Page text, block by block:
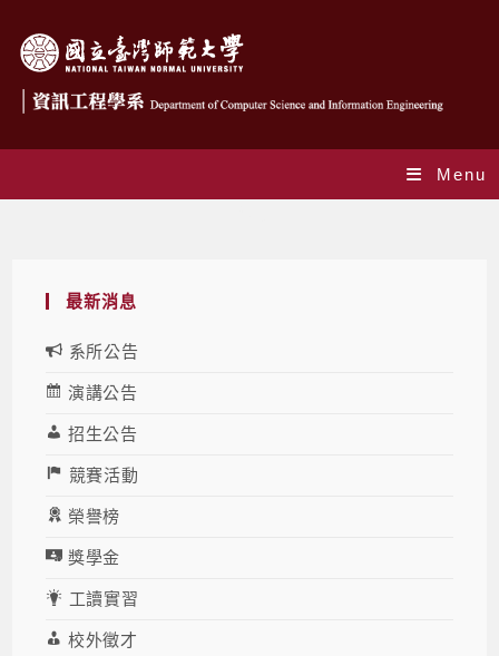
Menu
最新消息
系所公告
演講公告
招生公告
競賽活動
榮譽榜
獎學金
工讀實習
校外徵才